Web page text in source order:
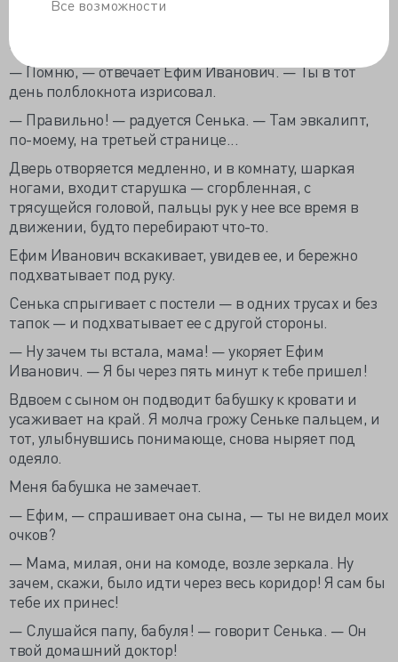
Все возможности
Помнишь, папа?
— Помню, — отвечает Ефим Иванович. — Ты в тот
день полблокнота изрисовал.
— Правильно! — радуется Сенька. — Там эвкалипт,
по-моему, на третьей странице...
Дверь отворяется медленно, и в комнату, шаркая
ногами, входит старушка — сгорбленная, с
трясущейся головой, пальцы рук у нее все время в
движении, будто перебирают что-то.
Ефим Иванович вскакивает, увидев ее, и бережно
подхватывает под руку.
Сенька спрыгивает с постели — в одних трусах и без
тапок — и подхватывает ее с другой стороны.
— Ну зачем ты встала, мама! — укоряет Ефим
Иванович. — Я бы через пять минут к тебе пришел!
Вдвоем с сыном он подводит бабушку к кровати и
усаживает на край. Я молча грожу Сеньке пальцем, и
тот, улыбнувшись понимающе, снова ныряет под
одеяло.
Меня бабушка не замечает.
— Ефим, — спрашивает она сына, — ты не видел моих
очков?
— Мама, милая, они на комоде, возле зеркала. Ну
зачем, скажи, было идти через весь коридор! Я сам бы
тебе их принес!
— Слушайся папу, бабуля! — говорит Сенька. — Он
твой домашний доктор!